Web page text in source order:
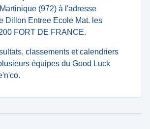
(972) à l'adresse
Dillon Entree Ecole Mat. les
FORT DE FRANCE.
classements et calendriers
équipes du Good Luck